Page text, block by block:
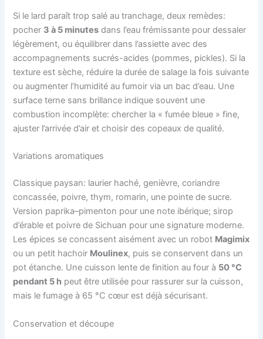
Si le lard paraît trop salé au tranchage, deux remèdes:
pocher 3 à 5 minutes dans l’eau frémissante pour dessaler
légèrement, ou équilibrer dans l’assiette avec des
accompagnements sucrés-acides (pommes, pickles). Si la
texture est sèche, réduire la durée de salage la fois suivante
ou augmenter l’humidité au fumoir via un bac d’eau. Une
surface terne sans brillance indique souvent une
combustion incomplète: chercher la « fumée bleue » fine,
ajuster l’arrivée d’air et choisir des copeaux de qualité.
Variations aromatiques
Classique paysan: laurier haché, genièvre, coriandre
concassée, poivre, thym, romarin, une pointe de sucre.
Version paprika–pimenton pour une note ibérique; sirop
d’érable et poivre de Sichuan pour une signature moderne.
Les épices se concassent aisément avec un robot Magimix
ou un petit hachoir Moulinex, puis se conservent dans un
pot étanche. Une cuisson lente de finition au four à 50 °C
pendant 5 h peut être utilisée pour rassurer sur la cuisson,
mais le fumage à 65 °C cœur est déjà sécurisant.
Conservation et découpe